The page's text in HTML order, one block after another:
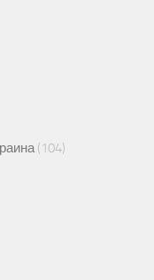
(104)